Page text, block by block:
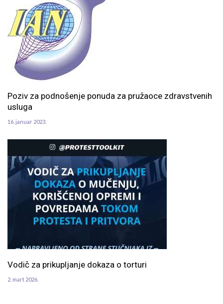
Poziv za podnošenje ponuda za pružaoce zdravstvenih
usluga
16. januar 2023.
Vodič za prikupljanje dokaza o torturi
2. mart 2026.